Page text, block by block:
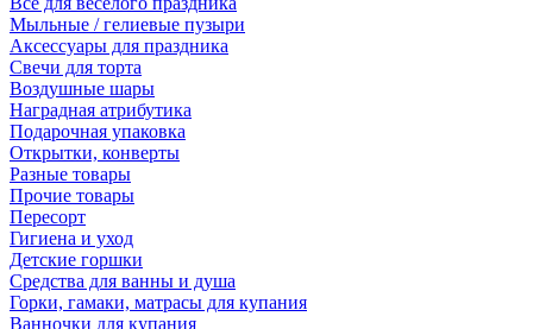
Мыльные / гелиевые пузыри
Аксессуары для праздника
Свечи для торта
Воздушные шары
Наградная атрибутика
Подарочная упаковка
Открытки, конверты
Разные товары
Прочие товары
Пересорт
Гигиена и уход
Детские горшки
Средства для ванны и душа
Горки, гамаки, матрасы для купания
Ванночки для купания